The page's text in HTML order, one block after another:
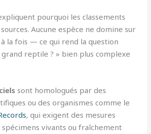
pourquoi les classements
Aucune espèce ne domine sur
la fois — ce qui rend la question
grand reptile ? » bien plus complexe
sont homologués par des
ou des organismes comme le
, qui exigent des mesures
spécimens vivants ou fraîchement